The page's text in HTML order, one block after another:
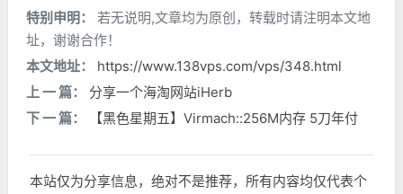
特别申明：
若无说明,文章均为原创，转载时请注明本文地
址，谢谢合作！
本文地址：
https://www.138vps.com/vps/348.html
上 一 篇：
分享一个海淘网站iHerb
下 一 篇：
【黑色星期五】Virmach::256M内存 5刀年付
本站仅为分享信息，绝对不是推荐，所有内容均仅代表个